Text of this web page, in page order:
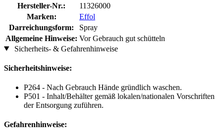
Hersteller-Nr.:
11326000
Marken:
Effol
Darreichungsform:
Spray
Allgemeine Hinweise: Vor Gebrauch gut schütteln
Sicherheits- & Gefahrenhinweise
Sicherheitshinweise:
P264 - Nach Gebrauch Hände gründlich waschen.
P501 - Inhalt/Behälter gemäß lokalen/nationalen Vorschriften
der Entsorgung zuführen.
Gefahrenhinweise: